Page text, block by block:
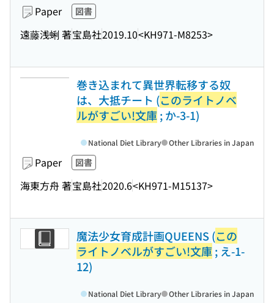
Paper 図書
遠藤浅蜊 著宝島社2019.10<KH971-M8253>
巻き込まれて異世界転移する奴
は、大抵チート (このライトノベ
ルがすごい!文庫; か-3-1)
Paper 図書
海東方舟 著宝島社2020.6<KH971-M15137>
National Diet Library Other Libraries in Japan
魔法少女育成計画QUEENS (この
ライトノベルがすごい!文庫; え-1-
12)
National Diet Library Other Libraries in Japan